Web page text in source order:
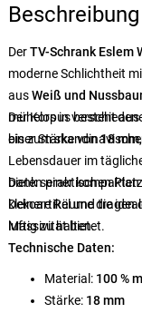
Beschreibung
DerTV-Schrank Eslem
moderne Schlichtheit
ausWeiß und
mühelos in
bis zum
Der Korpus besteht aus
einer Stärke von18 mm
Lebensdauer im
bieten praktischen
Dekoartikel und tragen
luftig zu halten.
Dank seiner
kleinere Räume die
Massivität bietet.
Technische Daten:
Material: 100 %
Stärke: 18 mm